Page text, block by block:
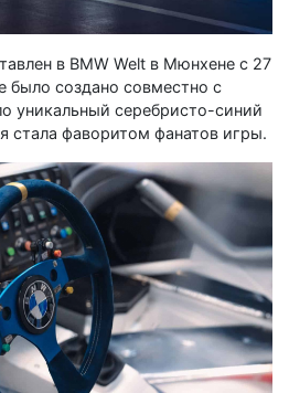
в BMW Welt в Мюнхене с 27
было создано совместно с
уникальный серебристо-синий
стала фаворитом фанатов игры.